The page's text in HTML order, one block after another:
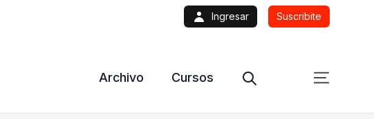
Ingresar Suscribite
Archivo Cursos